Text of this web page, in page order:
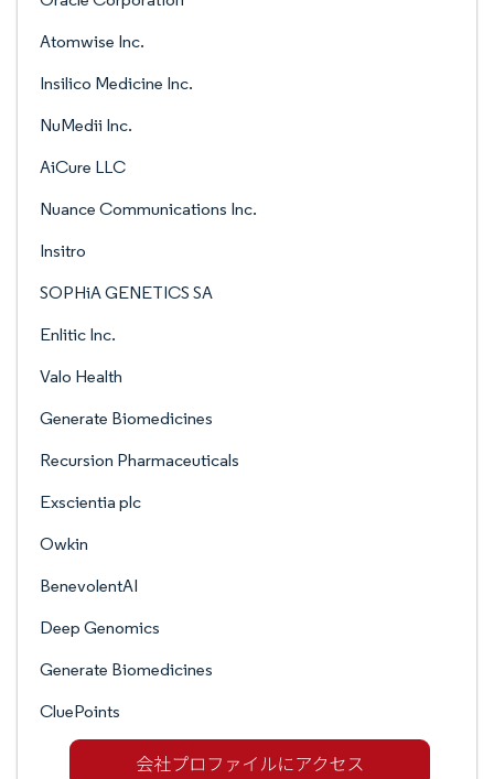
Atomwise Inc.
Insilico Medicine Inc.
NuMedii Inc.
AiCure LLC
Nuance Communications Inc.
Insitro
SOPHiA GENETICS SA
Enlitic Inc.
Valo Health
Generate Biomedicines
Recursion Pharmaceuticals
Exscientia plc
Owkin
BenevolentAI
Deep Genomics
Generate Biomedicines
CluePoints